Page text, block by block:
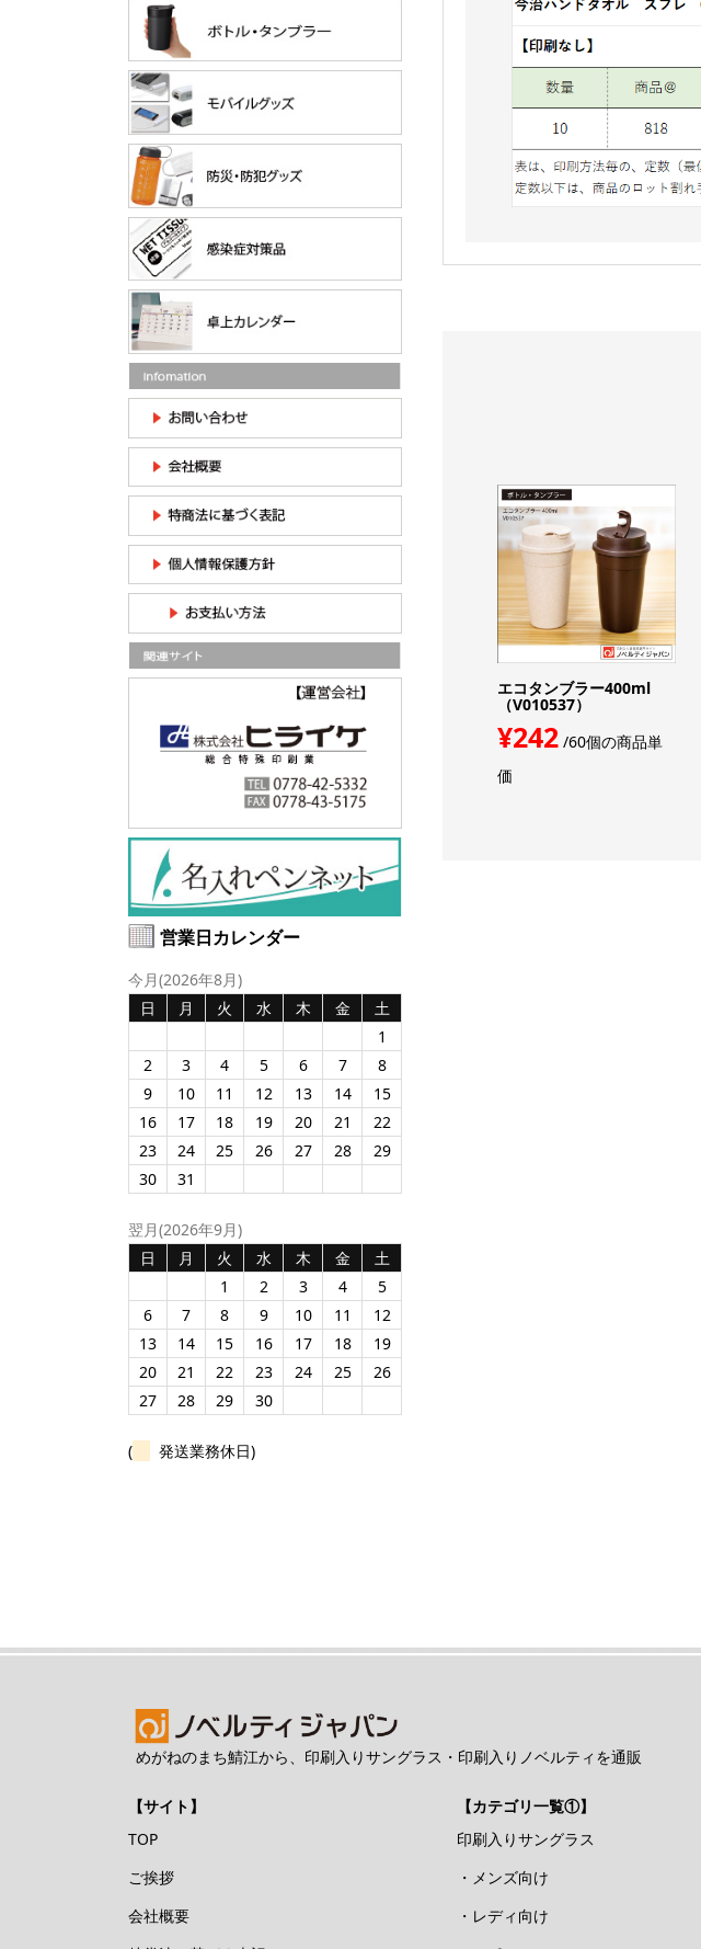
ニューヨークサングラ...
¥1,373/印刷込み50
カラビナマルチUSBケー
ブル（V010538）
¥376/100個の印刷込
み単価
エコタンブラー400ml
（V010537）
¥242 /60個の商品単
価
営業日カレンダー
今月(2026年8月)
日
月 火 水 木 金
土
1
2
3 4 5 6 7
8
9
10 11 12 13 14
15
16
17 18 19 20 21
22
23
24 25 26 27 28
29
30
31
翌月(2026年9月)
日
月 火 水 木 金
土
1
2 3 4
5
6
7 8 9 10 11
12
13
14 15 16 17 18
19
20
21 22 23 24 25
26
27
28 29 30
( 発送業務休日)
めがねのまち鯖江から、印刷入りサングラス・印刷入りノベルティを通販
【サイト】
TOP
ご挨拶
会社概要
【カテゴリ一覧①】
印刷入りサングラス
・メンズ向け
・レディ向け